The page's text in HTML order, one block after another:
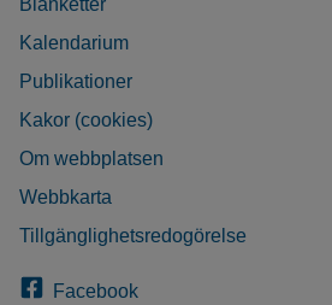
Blanketter
Kalendarium
Publikationer
Kakor (cookies)
Om webbplatsen
Webbkarta
Tillgänglighetsredogörelse
Facebook